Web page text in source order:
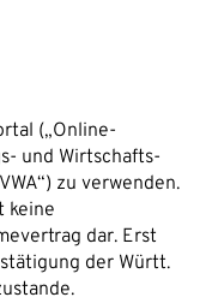
(„Online-
und Wirtschafts-
zu verwenden.
keine
dar. Erst
der Württ.